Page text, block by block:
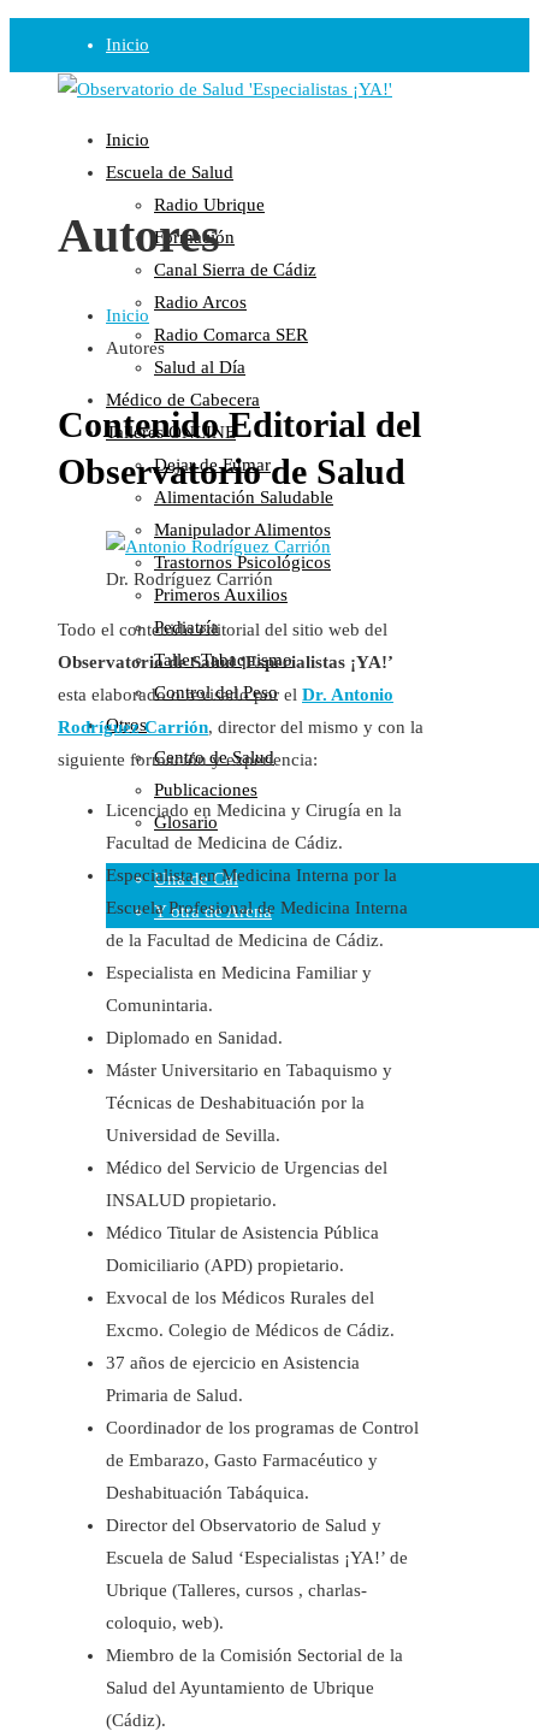
Inicio
Observatorio
Opinión
Radio
Guadalinfo Salud
Radio Guadalete
COPE Pontevedra
Salud en Radio Ubrique
Salud en Verano
Plataforma
Manifiestos
Comunicados
En nuestra Web
Colaboraciones
Cartas al Director
Medios de Comunicación
Otros
Vídeos
Audio
Cara Oscura Sanidad
Humor
Cal y Arena
Una de Cal
Y otra de Arena
Enlaces
Newsletter
Inicio
Escuela de Salud
Radio Ubrique
Formación
Canal Sierra de Cádiz
Radio Arcos
Radio Comarca SER
Salud al Día
Médico de Cabecera
Talleres ONLINE
Dejar de Fumar
Alimentación Saludable
Manipulador Alimentos
Trastornos Psicológicos
Primeros Auxilios
Pediatría
Taller Tabaquismo
Control del Peso
Otros
Centro de Salud
Publicaciones
Glosario
Autores
Inicio
Autores
Contenido Editorial del
Observatorio de Salud
Dr. Rodríguez Carrión
Todo el contenido editorial del sitio web del
Observatorio de Salud ‘Especialistas ¡YA!’
esta elaborado o revisado por el Dr. Antonio
Rodríguez Carrión, director del mismo y con la
siguiente formación y experiencia:
Licenciado en Medicina y Cirugía en la
Facultad de Medicina de Cádiz.
Especialista en Medicina Interna por la
Escuela Profesional de Medicina Interna
de la Facultad de Medicina de Cádiz.
Especialista en Medicina Familiar y
Comunintaria.
Diplomado en Sanidad.
Máster Universitario en Tabaquismo y
Técnicas de Deshabituación por la
Universidad de Sevilla.
Médico del Servicio de Urgencias del
INSALUD propietario.
Médico Titular de Asistencia Pública
Domiciliario (APD) propietario.
Exvocal de los Médicos Rurales del
Excmo. Colegio de Médicos de Cádiz.
37 años de ejercicio en Asistencia
Primaria de Salud.
Coordinador de los programas de Control
de Embarazo, Gasto Farmacéutico y
Deshabituación Tabáquica.
Director del Observatorio de Salud y
Escuela de Salud ‘Especialistas ¡YA!’ de
Ubrique (Talleres, cursos , charlas-
coloquio, web).
Miembro de la Comisión Sectorial de la
Salud del Ayuntamiento de Ubrique
(Cádiz).